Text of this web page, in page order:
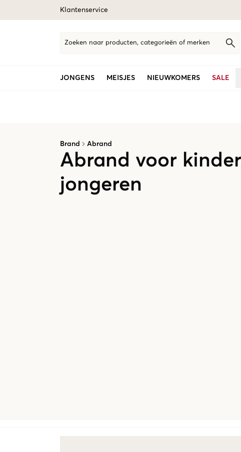
Klantenservice
Zoeken naar producten, categorieën of merken
JONGENS MEISJES NIEUWKOMERS SALE
Brand Abrand
Abrand voor
jongeren